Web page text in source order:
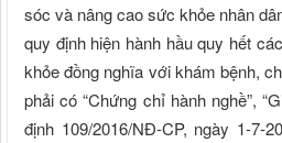
sóc và nâng cao sức khỏe nhân
quy định hiện hành hầu quy hết
khỏe đồng nghĩa với khám bệnh,
phải có “Chứng chỉ hành nghề”,
định 109/2016/NÐ-CP, ngày 1-7-